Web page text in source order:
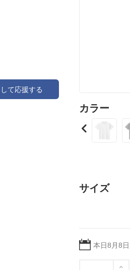
て応援する
カラー
サイズ
本日8月8日